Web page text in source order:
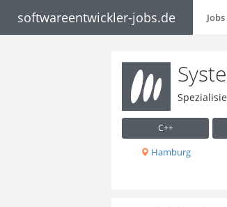
softwareentwickler-jobs.de Jobs
C++
Hamburg